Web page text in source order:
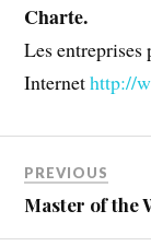
Charte.
Les
Internethttp://
PREVIOUS
Master of the